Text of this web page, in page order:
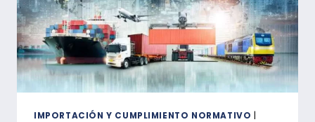
Y
EL
DÍA
BLANCO
EN
JAPÓN
IMPORTACIÓN Y CUMPLIMIENTO NORMATIVO